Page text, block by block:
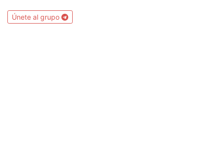
Únete al grupo